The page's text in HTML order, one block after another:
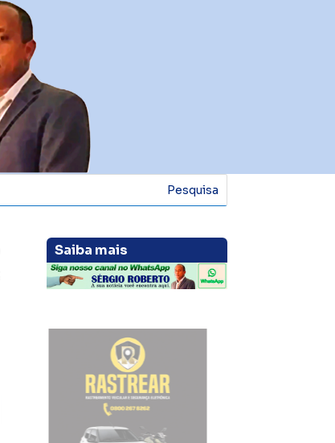
Saiba mais